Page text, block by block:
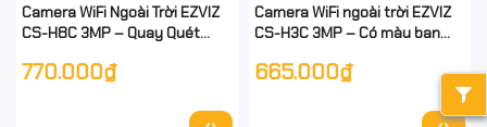
Camera WiFi Ngoài Trời EZVIZ
CS-H8C 3MP – Quay Quét
Thoại 2 Chiều | Còi Báo Động -
770.000₫
Camera WiFi ngoài trời EZVIZ
CS-H3C 3MP – Có màu ban
2 chiều – Chính hãng – Full VAT
665.000₫